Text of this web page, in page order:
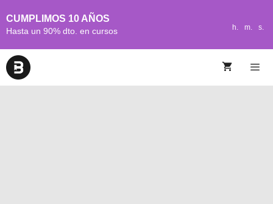
CUMPLIMOS 10 AÑOS
Hasta un 90% dto. en cursos h. m. s.